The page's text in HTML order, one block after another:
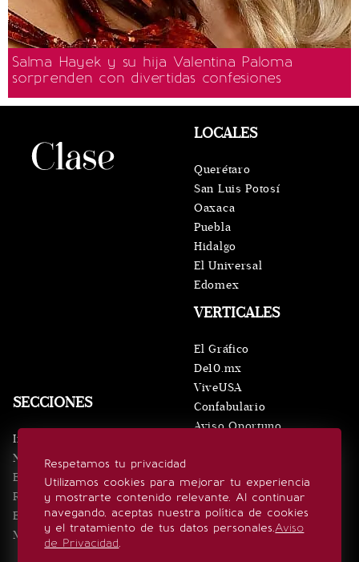
Salma Hayek y su hija Valentina Paloma
sorprenden con divertidas confesiones
Respetamos tu privacidad
Utilizamos cookies para mejorar tu experiencia
y mostrarte contenido relevante. Al continuar
navegando, aceptas nuestra política de cookies
y el tratamiento de tus datos personales.Aviso
de Privacidad.
SECCIONES
Inicio
Noticias
Eventos
Realeza
Estilo de vida
Minuto x Minuto
VERTICALES
El Gráfico
De10.mx
ViveUSA
Confabulario
Aviso Oportuno
LOCALES
Querétaro
San Luis Potosí
Oaxaca
Puebla
Hidalgo
El Universal
Edomex
SÍGUENOS